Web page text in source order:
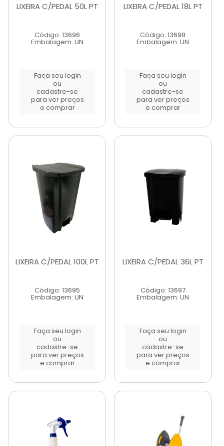
LIXEIRA C/PEDAL 50L PT
Código: 13696
Embalagem: UN
Faça seu login
ou
cadastre-se
para ver preços
e comprar
LIXEIRA C/PEDAL 18L PT
Código: 13698
Embalagem: UN
Faça seu login
ou
cadastre-se
para ver preços
e comprar
LIXEIRA C/PEDAL 100L PT
Código: 13695
Embalagem: UN
Faça seu login
ou
cadastre-se
para ver preços
e comprar
LIXEIRA C/PEDAL 36L PT
Código: 13697
Embalagem: UN
Faça seu login
ou
cadastre-se
para ver preços
e comprar